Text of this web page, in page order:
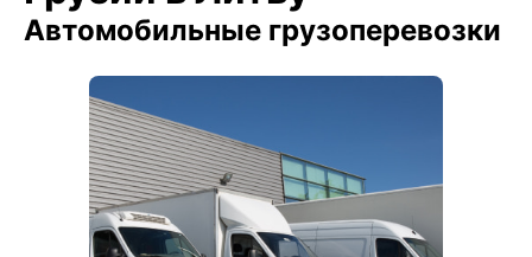
Автомобильные грузоперевозки